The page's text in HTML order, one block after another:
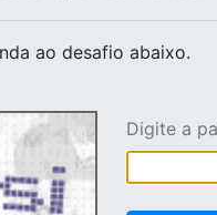
ao desafio abaixo.
Digite a